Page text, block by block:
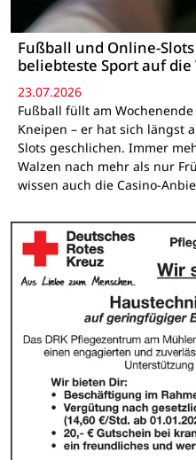
Fußball und Online-
beliebteste Sport auf die
23.07.2026
Fußball füllt am
Kneipen – er hat sich längst
Slots geschlichen. Immer
Walzen nach mehr als nur
wissen auch die Casino-